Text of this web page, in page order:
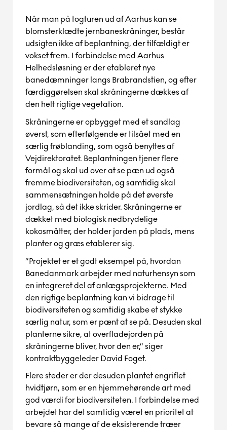
Når man på togturen ud af Aarhus kan se
blomsterklædte jernbaneskråninger, består
udsigten ikke af beplantning, dertilfældigter
vokset frem. I forbindelse med Aarhus
Helhedsløsning er der etableret nye
banedæmninger langs Brabrandstien, og efter
færdiggørelsen skal skråningerne dækkes af
den helt rigtige vegetation.
Skråningerne er opbygget med et sandlag
øverst, som efterfølgende er tilsået med en
særlig frøblanding, som også benyttes af
Vejdirektoratet. Beplantningen tjener flere
formål og skal ud over at se pæn ud også
fremme biodiversiteten, og samtidig skal
sammensætningen holde på det øverste
jordlag, så det ikke skrider. Skråningerne er
dækket med biologisk nedbrydelige
kokosmåtter, der holder jorden på plads, mens
planter og græs etablerer sig.
”Projektet er et godt eksempel på, hvordan
Banedanmark arbejder med naturhensyn som
en integreret del af anlægsprojekterne. Med
den rigtige beplantning kan vi bidrage til
biodiversiteten og samtidig skabe et stykke
særlig natur, som er pænt at se på. Desuden skal
planterne sikre, atoverfladejorden på
skråningerne bliver, hvor den er,” siger
kontraktbyggeleder David Foget.
Flere steder er der desuden plantet engriflet
hvidtjørn, som er en hjemmehørende art med
god værdi for biodiversiteten. I forbindelse med
arbejdet har det samtidig været en prioritet at
bevare så mange af de eksisterende træer